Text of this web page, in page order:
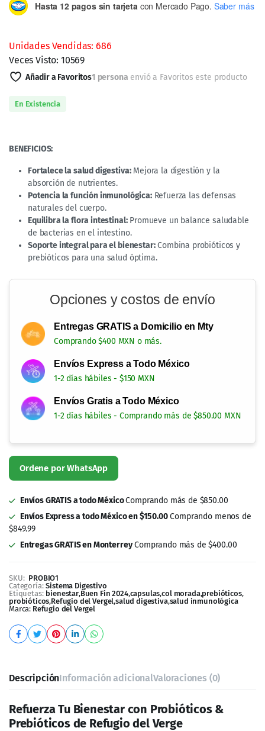
era:
$380.00.
es:
Hasta 12 pagos sin tarjeta con Mercado Pago. Saber más
Unidades Vendidas: 686
Veces Visto: 10569
Añadir a Favoritos1 persona envió a Favoritos este producto
En Existencia
BENEFICIOS:
Fortalece la salud digestiva:Mejora la digestión y la
absorción de nutrientes.
Potencia la función inmunológica:Refuerza las defensas
naturales del cuerpo.
Equilibra la flora intestinal:Promueve un balance saludable
de bacterias en el intestino.
Soporte integral para el bienestar:Combina probióticos y
prebióticos para una salud óptima.
Opciones y costos de envío
Entregas GRATIS a Domicilio en Mty
Comprando $400 MXN o más.
Envíos Express a Todo México
1-2 días hábiles - $150 MXN
Envíos Gratis a Todo México
1-2 días hábiles - Comprando más de $850.00 MXN
Ordene por WhatsApp
Envíos GRATIS a todo MéxicoComprando más de $850.00
Envíos Express a todo México en $150.00Comprando menos de
$849.99
Entregas GRATIS en MonterreyComprando más de $400.00
SKU: PROBIO1
Categoría: Sistema Digestivo
Etiquetas: bienestar,Buen Fin 2024,capsulas,col morada,prebióticos,
probióticos,Refugio del Vergel,salud digestiva,salud inmunológica
Marca: Refugio del Vergel
DescripciónInformación adicionalValoraciones (0)
Refuerza Tu Bienestar con Probióticos &
Prebióticos de Refugio del Verge